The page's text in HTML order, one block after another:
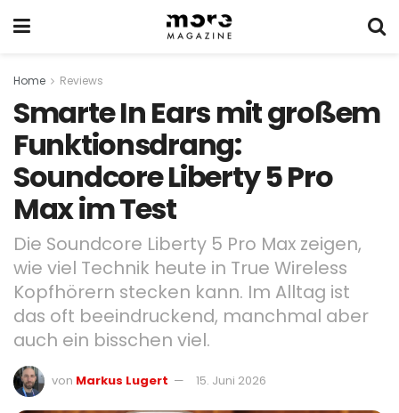
Home Reviews
Smarte In Ears mit großem
Funktionsdrang:
Soundcore Liberty 5 Pro
Max im Test
Die Soundcore Liberty 5 Pro Max zeigen,
wie viel Technik heute in True Wireless
Kopfhörern stecken kann. Im Alltag ist
das oft beeindruckend, manchmal aber
auch ein bisschen viel.
von Markus Lugert 15. Juni 2026